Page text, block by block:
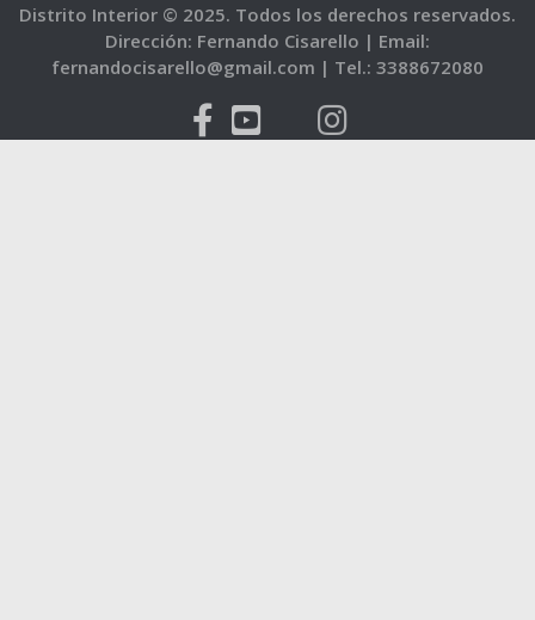
Distrito Interior © 2025. Todos los derechos reservados.
Dirección: Fernando Cisarello | Email:
fernandocisarello@gmail.com | Tel.: 3388672080